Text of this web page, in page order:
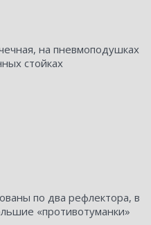
на пневмоподушках
стойках
по два рефлектора, в
«противотуманки»